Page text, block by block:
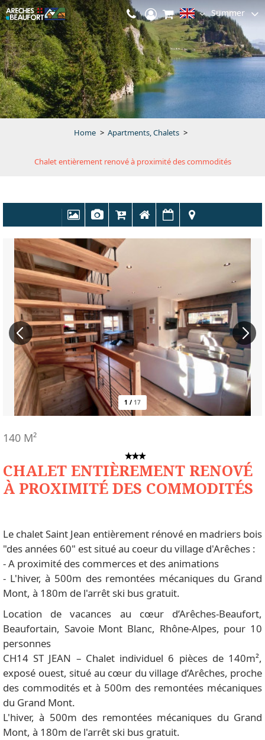
Summer
Home > Apartments, Chalets >
Chalet entièrement renové à proximité des commodités
1 / 17
CHALET ENTIÈREMENT RENOVÉ
À PROXIMITÉ DES COMMODITÉS
140 M²
Le chalet Saint Jean entièrement rénové en madriers bois
"des années 60" est situé au coeur du village d'Arêches :
- A proximité des commerces et des animations
- L'hiver, à 500m des remontées mécaniques du Grand
Mont, à 180m de l'arrêt ski bus gratuit.
Location de vacances au cœur d’Arêches-Beaufort,
Beaufortain, Savoie Mont Blanc, Rhône-Alpes, pour 10
personnes
CH14 ST JEAN – Chalet individuel 6 pièces de 140m²,
exposé ouest, situé au cœur du village d’Arêches, proche
des commodités et à 500m des remontées mécaniques
du Grand Mont.
L'hiver, à 500m des remontées mécaniques du Grand
Mont, à 180m de l'arrêt ski bus gratuit.